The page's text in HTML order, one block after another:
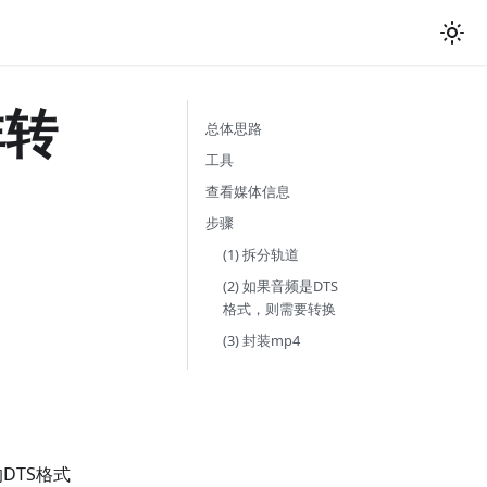
格式
总体思路
工具
查看媒体信息
步骤
(1) 拆分轨道
(2) 如果音频是DTS
格式，则需要转换
(3) 封装mp4